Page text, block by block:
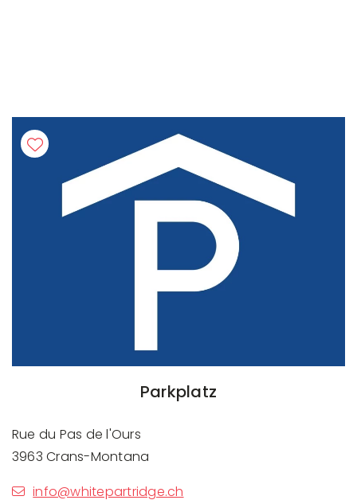
Parkplatz
Rue du Pas de l'Ours
3963 Crans-Montana
info@whitepartridge.ch